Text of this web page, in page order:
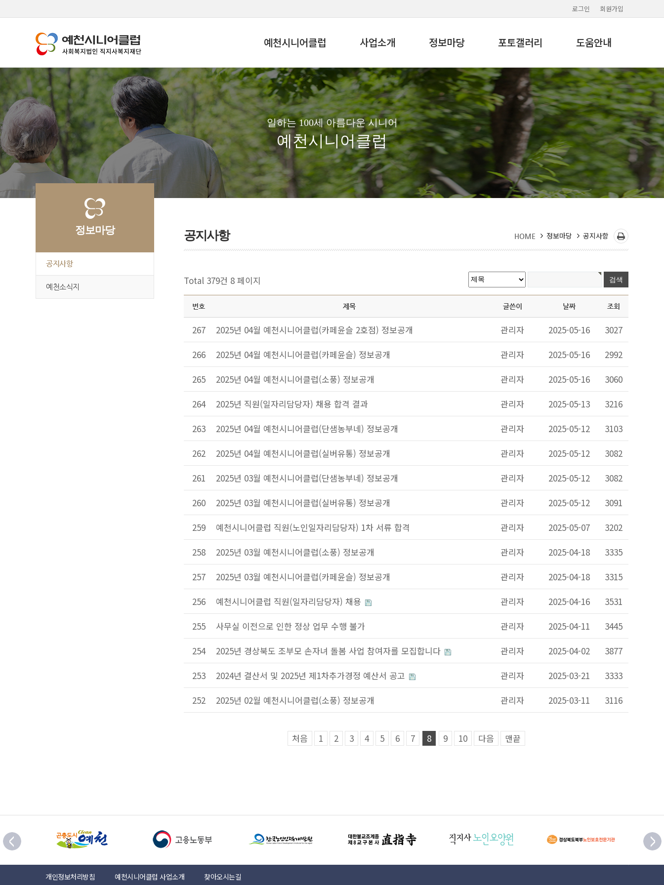
로그인 회원가입
예천시니어클럽 사업소개 정보마당 포토갤러리 도움안내
정보마당
공지사항
예천소식지
일하는 100세 아름다운 시니어
예천시니어클럽
공지사항 HOME 정보마당 공지사항
Total 379건 8 페이지
번호 제목 글쓴이 날짜 조회
267 2025년 04월 예천시니어클럽(카페윤슬 2호점) 정보공개 관리자 2025-05-16
3027
266
2025년 04월 예천시니어클럽(카페윤슬) 정보공개 관리자 2025-05-16
2992
265
2025년 04월 예천시니어클럽(소풍) 정보공개 관리자 2025-05-16
3060
264
2025년 직원(일자리담당자) 채용 합격 결과 관리자 2025-05-13
3216
263
2025년 04월 예천시니어클럽(단샘농부네) 정보공개 관리자 2025-05-12
3103
262
2025년 04월 예천시니어클럽(실버유통) 정보공개 관리자 2025-05-12
3082
261
2025년 03월 예천시니어클럽(단샘농부네) 정보공개 관리자 2025-05-12
3082
260
2025년 03월 예천시니어클럽(실버유통) 정보공개 관리자 2025-05-12
3091
259
예천시니어클럽 직원(노인일자리담당자) 1차 서류 합격 관리자 2025-05-07
3202
258
2025년 03월 예천시니어클럽(소풍) 정보공개 관리자 2025-04-18
3335
257
2025년 03월 예천시니어클럽(카페윤슬) 정보공개 관리자 2025-04-18
3315
256
예천시니어클럽 직원(일자리담당자) 채용 관리자 2025-04-16
3531
255
사무실 이전으로 인한 정상 업무 수행 불가 관리자 2025-04-11
3445
254
2025년 경상북도 조부모 손자녀 돌봄 사업 참여자를 모집합니다 관리자 2025-04-02
3877
253
2024년 결산서 및 2025년 제1차추가경정 예산서 공고 관리자 2025-03-21
3333
252
2025년 02월 예천시니어클럽(소풍) 정보공개 관리자 2025-03-11 3116
처음 1 2 3 4 5 6 7 8 9 10 다음 맨끝
개인정보처리방침 예천시니어클럽 사업소개 찾아오시는길